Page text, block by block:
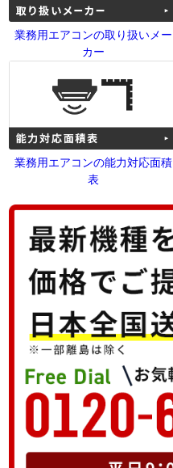
業務用エアコンの取り扱いメー
カー
業務用エアコンの能力対応面積
表